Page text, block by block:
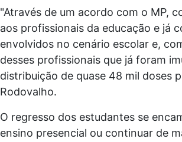
"Através de um acordo com o MP,
aos profissionais da educação e já
envolvidos no cenário escolar e,
desses profissionais que já foram
distribuição de quase 48 mil doses
Rodovalho.
O regresso dos estudantes se
ensino presencial ou continuar de